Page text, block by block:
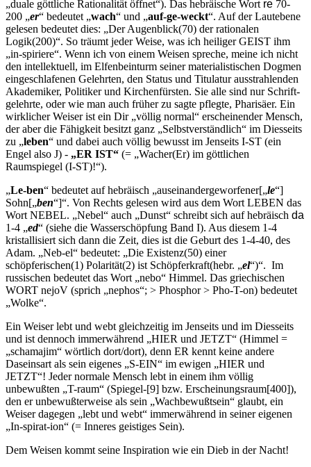
„duale göttliche Rationalität öff­net“). Das hebräische Wort re 70-
200 „er“ bedeutet „wach“ und „auf-ge-weckt“. Auf der Lautebene
gelesen bedeutet dies: „Der Augenblick(70) der rationalen
Logik(200)“. So träumt jeder Weise, was ich heiliger GEIST ihm
„in-spiriere“. Wenn ich von einem Wei­sen spreche, meine ich nicht
den intellektuell, im Elfenbeinturm seiner materialistischen Dogmen
ein­geschlafenen Gelehrten, den Status und Titulatur ausstrahlenden
Akademiker, Politiker und Kirchenfürsten. Sie alle sind nur Schrift­
gelehrte, oder wie man auch früher zu sagte pflegte, Pharisäer. Ein
wirklicher Weiser ist ein Dir „völlig normal“ erscheinender Mensch,
der aber die Fähigkeit besitzt ganz „Selbstver­ständlich“ im Diesseits
zu „leben“ und dabei auch völlig bewusst im Jenseits I-ST (ein
Engel also J) - „ER IST“ (= „Wacher(Er) im göttlichen
Raumspiegel (I‑ST)!“).
„Le-ben“ bedeutet auf hebräisch „auseinandergeworfener[„le“]
Sohn[„ben“]“. Von Rechts gelesen wird aus dem Wort LEBEN das
Wort NEBEL. „Nebel“ auch „Dunst“ schreibt sich auf hebräisch da
1-4 „ed“ (siehe die Wasserschöpfung Band I). Aus diesem 1-4
kristal­lisiert sich dann die Zeit, dies ist die Geburt des 1-4-40, des
Adam. „Neb-el“ bedeutet: „Die Existenz(50) einer
schöpferischen(1) Polari­tät(2) ist Schöpferkraft(hebr. „el“)“. Im
russischen bedeutet das Wort „nebo“ Himmel. Das griechischen
WORT nejoV (sprich „nephos“; > Phosphor > Pho-T-on) bedeutet
„Wolke“.
Ein Weiser lebt und webt gleichzeitig im Jenseits und im Diesseits
und ist dennoch immerwährend „HIER und JETZT“ (Himmel =
„schamajim“ wörtlich dort/dort), denn ER kennt keine andere
Daseinsart als sein eigenes „S-EIN“ im ewigen „HIER und
JETZT“! Jeder normale Mensch lebt in einem ihm völlig
unbewußten „T-raum“ (Spiegel-[9] bzw. Erscheinungsraum[400]),
den er unbewußterweise als sein „Wachbewußtsein“ glaubt, ein
Weiser dagegen „lebt und webt“ immerwährend in seiner eigenen
„In-spirat-ion“ (= Inneres gei­stiges Sein).
Dem Weisen kommt seine Inspiration wie ein Dieb in der Nacht!